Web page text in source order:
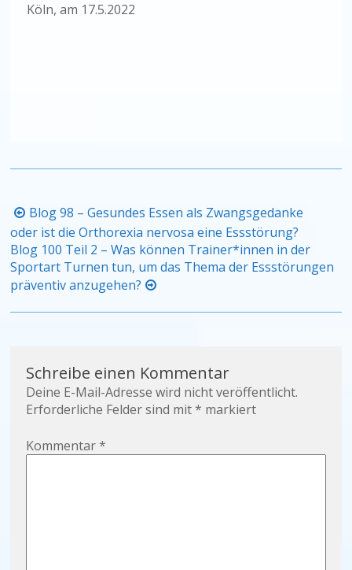
Köln, am 17.5.2022
Beitragsnavigation
Blog 98 – Gesundes Essen als Zwangsgedanke
oder ist die Orthorexia nervosa eine Essstörung?
Blog 100 Teil 2 – Was können Trainer*innen in der
Sportart Turnen tun, um das Thema der Essstörungen
präventiv anzugehen?
Schreibe einen Kommentar
Deine E-Mail-Adresse wird nicht veröffentlicht.
Erforderliche Felder sind mit* markiert
Kommentar*